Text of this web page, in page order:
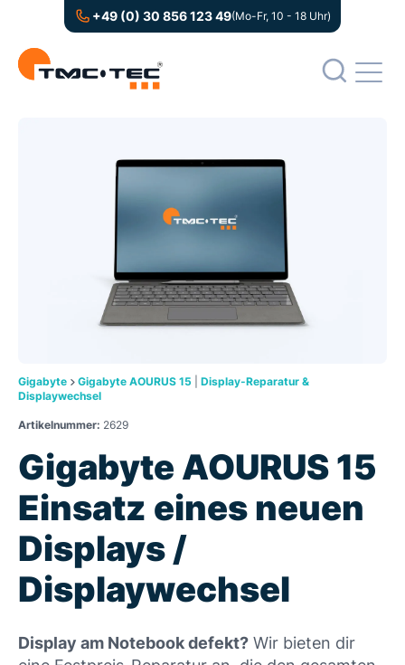
+49 (0) 30 856 123 49(Mo-Fr, 10 - 18 Uhr)
Gigabyte Gigabyte AOURUS 15
Display-Reparatur &
Displaywechsel
Artikelnummer: 2629
Gigabyte AOURUS 15
Einsatz eines neuen
Displays /
Displaywechsel
Display am Notebook defekt? Wir bieten dir